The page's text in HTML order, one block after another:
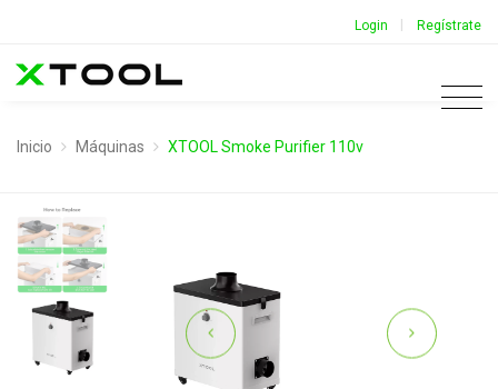
Login | Regístrate
Inicio Máquinas XTOOL Smoke Purifier 110v